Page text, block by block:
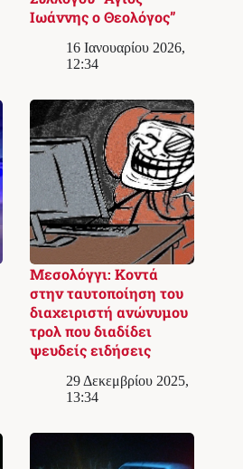
Ιωάννης ο Θεολόγος”
16 Ιανουαρίου 2026,
12:34
Μεσολόγγι: Κοντά
στην ταυτοποίηση του
διαχειριστή ανώνυμου
τρολ που διαδίδει
ψευδείς ειδήσεις
29 Δεκεμβρίου 2025,
13:34